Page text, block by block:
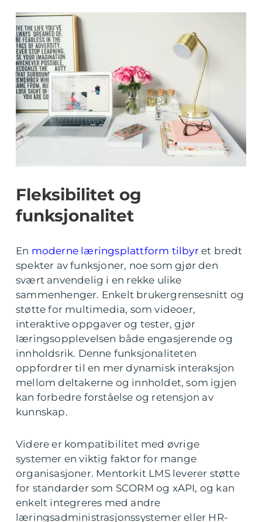
Fleksibilitet og
funksjonalitet
En moderne læringsplattform tilbyret bredt
spekter av funksjoner, noe som gjør den
svært anvendelig i en rekke ulike
sammenhenger. Enkelt brukergrensesnitt og
støtte for multimedia, som videoer,
interaktive oppgaver og tester, gjør
læringsopplevelsen både engasjerende og
innholdsrik. Denne funksjonaliteten
oppfordrer til en mer dynamisk interaksjon
mellom deltakerne og innholdet, som igjen
kan forbedre forståelse og retensjon av
kunnskap.
Videre er kompatibilitet med øvrige
systemer en viktig faktor for mange
organisasjoner. Mentorkit LMS leverer støtte
for standarder som SCORM og xAPI, og kan
enkelt integreres med andre
læringsadministrasjonssystemer eller HR-